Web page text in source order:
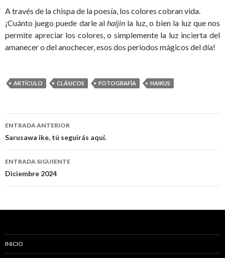
A través de la chispa de la poesía, los colores cobran vida.
¡Cuánto juego puede darle alhaijin la luz, o bien la luz que nos
permite apreciar los colores, o simplemente la luz incierta del
amanecer o del anochecer, esos dos periodos mágicos del día!
ARTÍCULO CLÁSICOS FOTOGRAFÍA HAIKUS
Navegación
de
entradas
ENTRADA ANTERIOR
Sarusawa ike, tú seguirás aquí.
ENTRADA SIGUIENTE
Diciembre 2024
INICIO